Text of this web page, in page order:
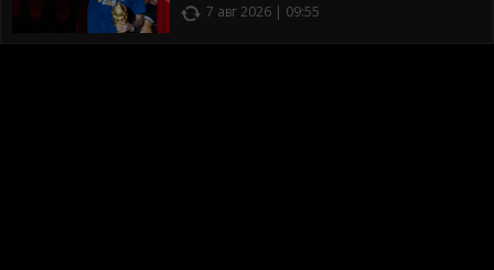
7 авг 2026 | 09:55